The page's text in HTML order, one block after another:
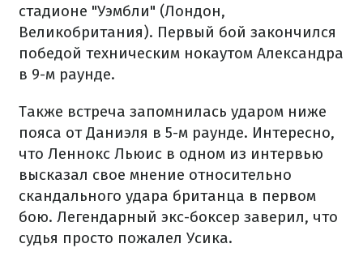
стадионе "Уэмбли" (Лондон,
Великобритания). Первый бой закончился
победой техническим нокаутом Александра
в 9-м раунде.
Также встреча запомнилась ударом ниже
пояса от Даниэля в 5-м раунде. Интересно,
что Леннокс Льюис в одном из интервью
высказал свое мнение относительно
скандального удара британца в первом
бою. Легендарный экс-боксер заверил, что
судья просто пожалел Усика.